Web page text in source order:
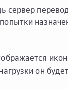
сервер
он